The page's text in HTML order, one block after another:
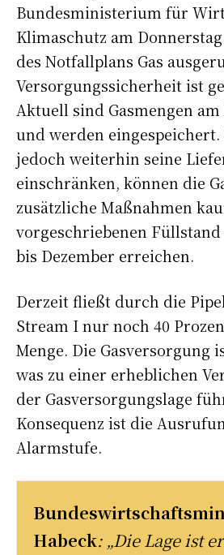
Bundesministerium für
Klimaschutz am
des Notfallplans Gas
Versorgungssicherheit ist
Aktuell sind Gasmengen
und werden eingespeichert.
jedoch weiterhin seine
einschränken, können die
zusätzliche Maßnahmen
vorgeschriebenen Füllstand
bis Dezember erreichen.
Derzeit fließt durch die
Stream I nur noch 40
Menge. Die Gasversorgung
was zu einer erheblichen
der Gasversorgungslage
Konsequenz ist die
Alarmstufe.
Habeck: „Die Lage ist